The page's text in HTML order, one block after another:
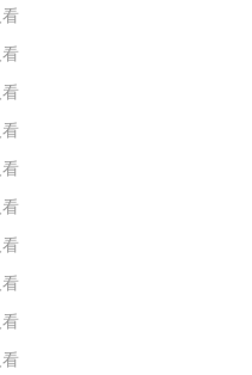
看
看
看
看
看
看
看
看
看
看